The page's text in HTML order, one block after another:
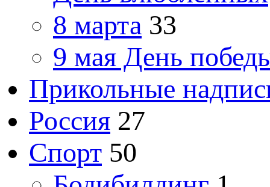
8 марта 33
9 мая День
Прикольные
Россия 27
Спорт 50